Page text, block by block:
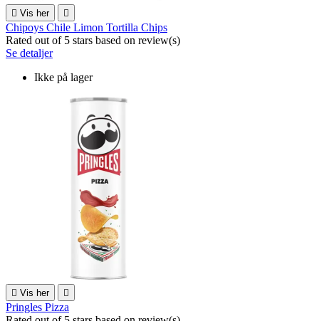
 Vis her 
Chipoys Chile Limon Tortilla Chips
Rated out of 5 stars based on review(s)
Se detaljer
Ikke på lager
 Vis her 
Pringles Pizza